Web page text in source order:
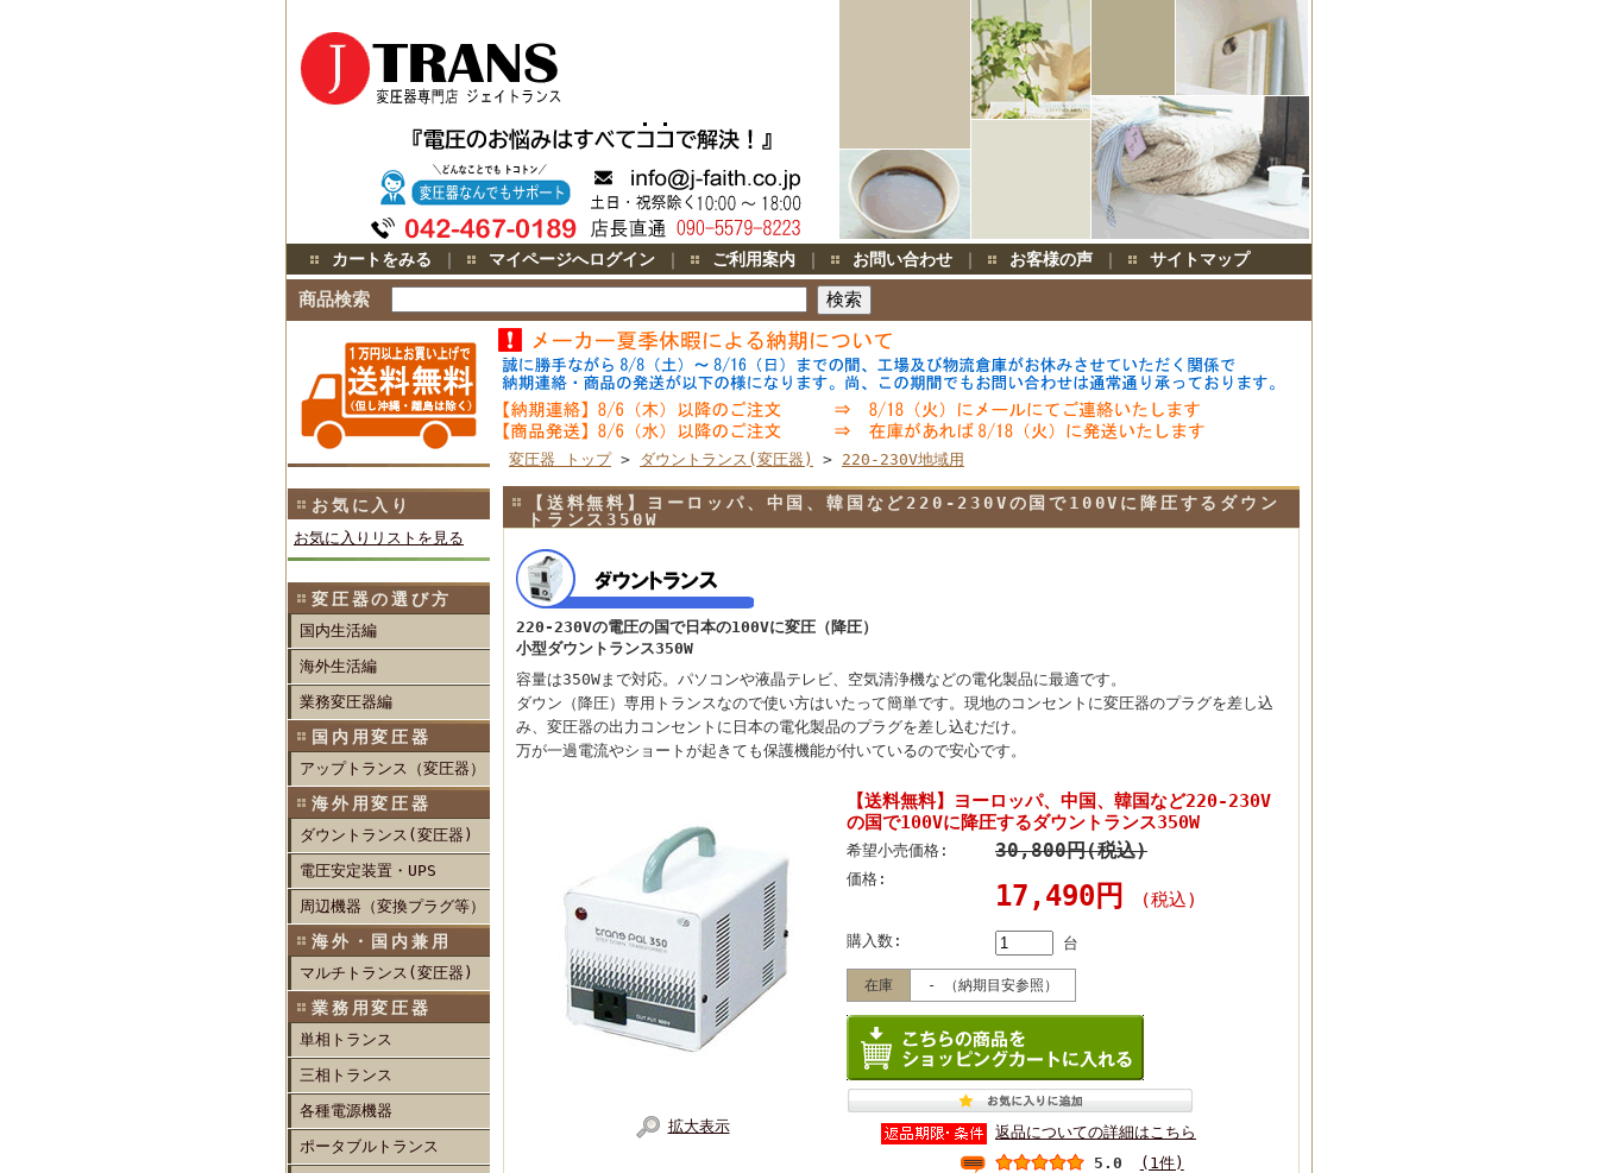
カートをみる ｜ マイページへログイン ｜ ご利用案内 ｜ お問い合わせ ｜ お客様の声 ｜ サイトマップ
商品検索
お気に入り
お気に入りリストを見る
変圧器の選び方
国内生活編
海外生活編
業務変圧器編
国内用変圧器
アップトランス（変圧器）
海外用変圧器
ダウントランス(変圧器)
電圧安定装置・UPS
周辺機器（変換プラグ等）
海外・国内兼用
マルチトランス(変圧器)
業務用変圧器
単相トランス
三相トランス
各種電源機器
ポータブルトランス
変圧器 トップ> ダウントランス(変圧器) > 220-230V地域用
【送料無料】ヨーロッパ、中国、韓国など220-230Vの国で100Vに降圧するダウン
トランス350W
220-230Vの電圧の国で日本の100Vに変圧（降圧）
小型ダウントランス350W
容量は350Wまで対応。パソコンや液晶テレビ、空気清浄機などの電化製品に最適です。
ダウン（降圧）専用トランスなので使い方はいたって簡単です。現地のコンセントに変圧器のプラグを差し込
み、変圧器の出力コンセントに日本の電化製品のプラグを差し込むだけ。
万が一過電流やショートが起きても保護機能が付いているので安心です。
拡大表示
【送料無料】ヨーロッパ、中国、韓国など220-230V
の国で100Vに降圧するダウントランス350W
希望小売価格: 30,800円(税込)
価格:
17,490円 (税込)
購入数: 台
在庫 - （納期目安参照）
返品についての詳細はこちら
5.0
(1件)